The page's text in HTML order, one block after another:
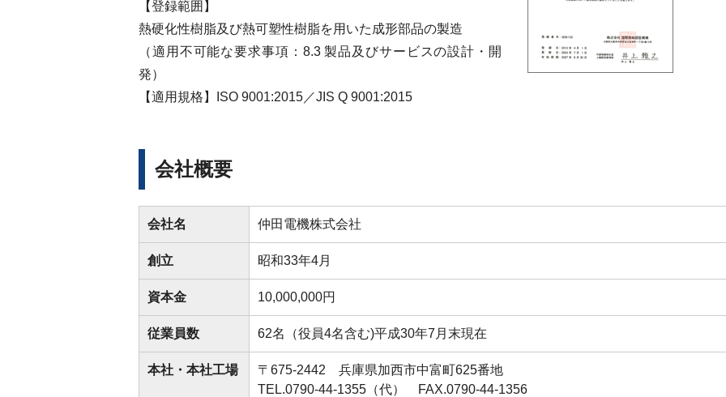
【登録範囲】
熱硬化性樹脂及び熱可塑性樹脂を用いた成形部品の製造
（適用不可能な要求事項：8.3 製品及びサービスの設計・開
発）
【適用規格】
ISO 9001:2015／JIS Q 9001:2015
会社概要
会社名 仲田電機株式会社
創立 昭和33年4月
資本金 10,000,000円
従業員数 62名（役員4名含む)平成30年7月末現在
本社・ 本社工場 〒675-2442 兵庫県加西市中富町625番地
TEL.0790-44-1355（代）
FAX.0790-44-1356